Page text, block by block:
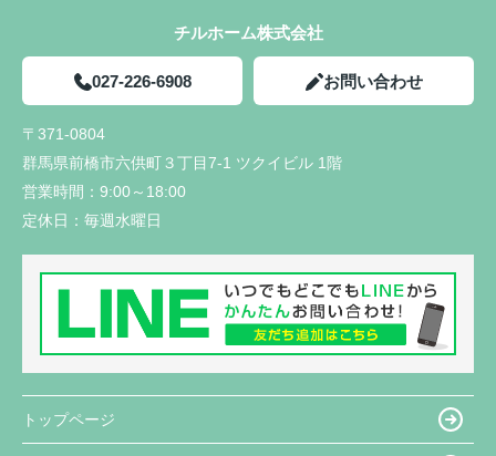
チルホーム株式会社
027-226-6908 お問い合わせ
〒371-0804
群馬県前橋市六供町３丁目7-1 ツクイビル 1階
営業時間： 9:00～18:00
定休日： 毎週水曜日
トップページ